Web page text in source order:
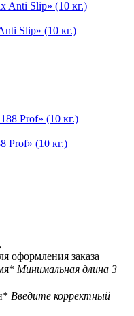
Slip» (10 кг.)
Prof» (10 кг.)
оформления заказа
Минимальная длина 3
Введите корректный